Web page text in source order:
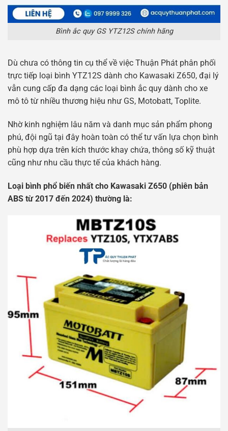
Bình ắc quy GS YTZ12S chính hãng
Dù chưa có thông tin cụ thể về việc Thuận Phát phân phối
trực tiếp loại bình YTZ12S dành cho Kawasaki Z650, đại lý
vẫn cung cấp đa dạng các loại bình ắc quy dành cho xe
mô tô từ nhiều thương hiệu như GS, Motobatt, Toplite.
Nhờ kinh nghiệm lâu năm và danh mục sản phẩm phong
phú, đội ngũ tại đây hoàn toàn có thể tư vấn lựa chọn bình
phù hợp dựa trên kích thước khay chứa, thông số kỹ thuật
cũng như nhu cầu thực tế của khách hàng.
Loại bình phổ biến nhất cho Kawasaki Z650 (phiên bản
ABS từ 2017 đến 2024) thường là: